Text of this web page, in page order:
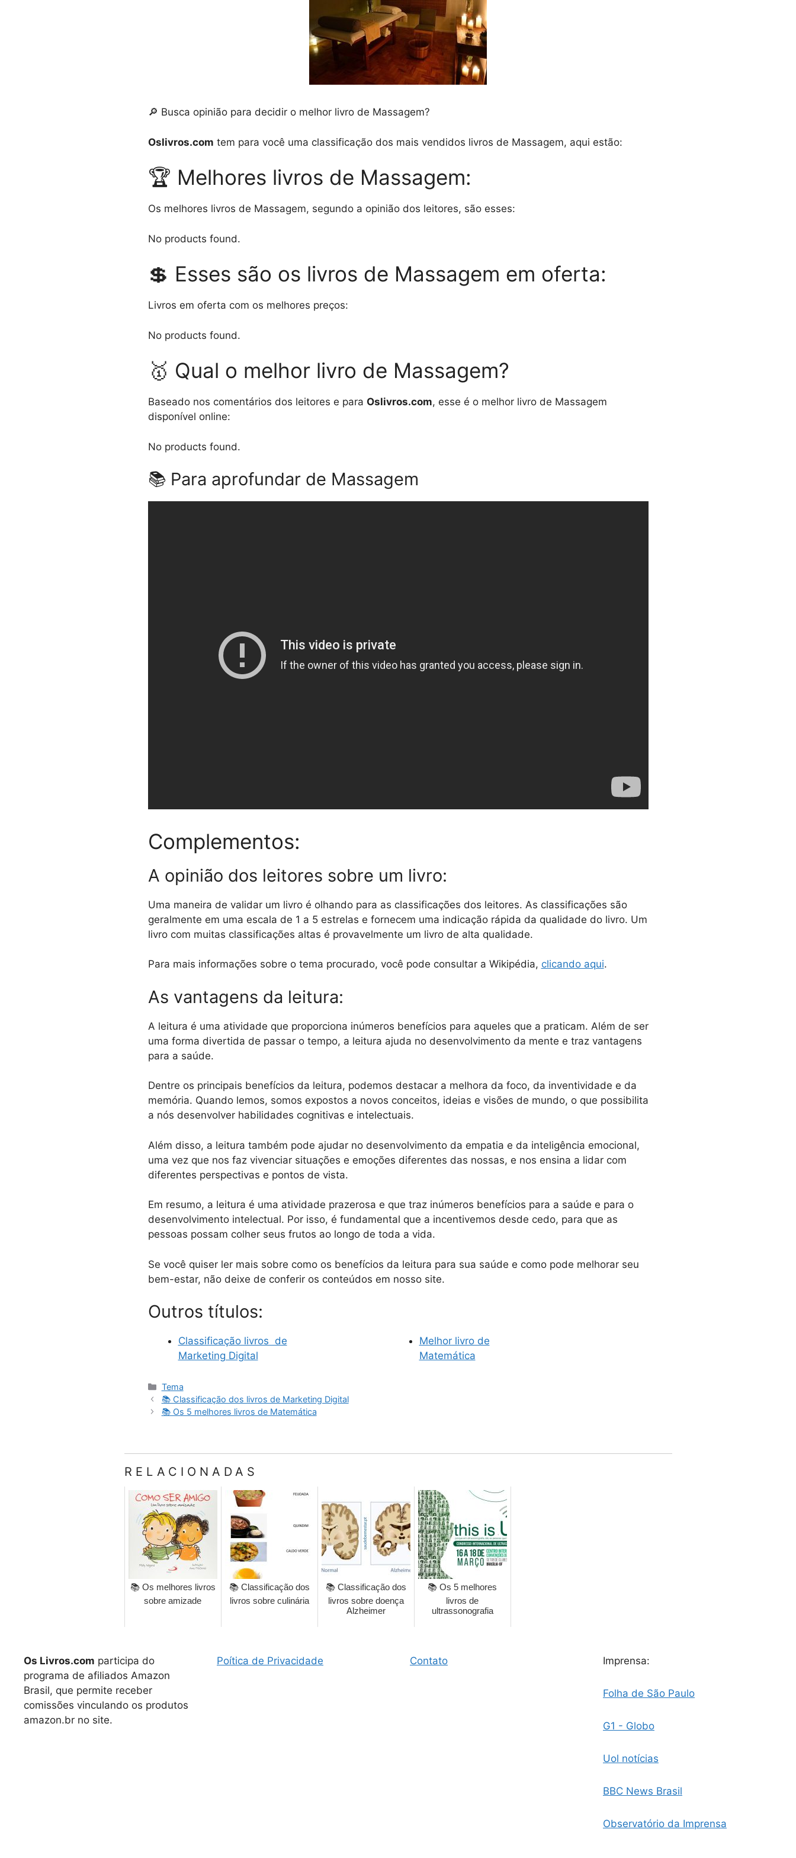
🔎 Busca opinião para decidir o melhor livro de Massagem?
Oslivros.com tem para você uma classificação dos mais vendidos livros de Massagem, aqui estão:
🏆 Melhores livros de Massagem:
Os melhores livros de Massagem, segundo a opinião dos leitores, são esses:
No products found.
💲 Esses são os livros de Massagem em oferta:
Livros em oferta com os melhores preços:
No products found.
🥇 Qual o melhor livro de Massagem?
Baseado nos comentários dos leitores e para Oslivros.com, esse é o melhor livro de Massagem
disponível online:
No products found.
📚 Para aprofundar de Massagem
Complementos:
A opinião dos leitores sobre um livro:
Uma maneira de validar um livro é olhando para as classificações dos leitores. As classificações são
geralmente em uma escala de 1 a 5 estrelas e fornecem uma indicação rápida da qualidade do livro. Um
livro com muitas classificações altas é provavelmente um livro de alta qualidade.
Para mais informações sobre o tema procurado, você pode consultar a Wikipédia, clicando aqui.
As vantagens da leitura:
A leitura é uma atividade que proporciona inúmeros benefícios para aqueles que a praticam. Além de ser
uma forma divertida de passar o tempo, a leitura ajuda no desenvolvimento da mente e traz vantagens
para a saúde.
Dentre os principais benefícios da leitura, podemos destacar a melhora da foco, da inventividade e da
memória. Quando lemos, somos expostos a novos conceitos, ideias e visões de mundo, o que possibilita
a nós desenvolver habilidades cognitivas e intelectuais.
Além disso, a leitura também pode ajudar no desenvolvimento da empatia e da inteligência emocional,
uma vez que nos faz vivenciar situações e emoções diferentes das nossas, e nos ensina a lidar com
diferentes perspectivas e pontos de vista.
Em resumo, a leitura é uma atividade prazerosa e que traz inúmeros benefícios para a saúde e para o
desenvolvimento intelectual. Por isso, é fundamental que a incentivemos desde cedo, para que as
pessoas possam colher seus frutos ao longo de toda a vida.
Se você quiser ler mais sobre como os benefícios da leitura para sua saúde e como pode melhorar seu
bem-estar, não deixe de conferir os conteúdos em nosso site.
Outros títulos:
Classificação livros de
Marketing Digital
Melhor livro de
Matemática
Categorias
Tema
📚 Classificação dos livros de Marketing Digital
📚 Os 5 melhores livros de Matemática
RELACIONADAS
📚 Os melhores livros
sobre amizade
📚 Classificação dos
livros sobre culinária
📚 Classificação dos
livros sobre doença
Alzheimer
📚 Os 5 melhores
livros de
ultrassonografia
Os Livros.com participa do
programa de afiliados Amazon
Brasil, que permite receber
comissões vinculando os produtos
amazon.br no site.
Poítica de Privacidade Contato Imprensa:
Folha de São Paulo
G1 - Globo
Uol notícias
BBC News Brasil
Observatório da Imprensa